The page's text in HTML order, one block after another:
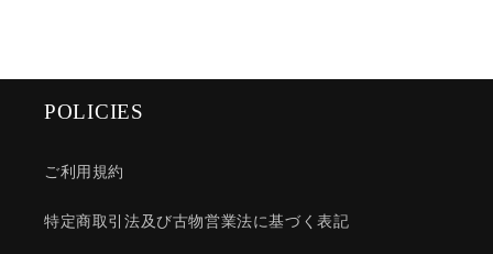
POLICIES
ご利用規約
特定商取引法及び古物営業法に基づく表記